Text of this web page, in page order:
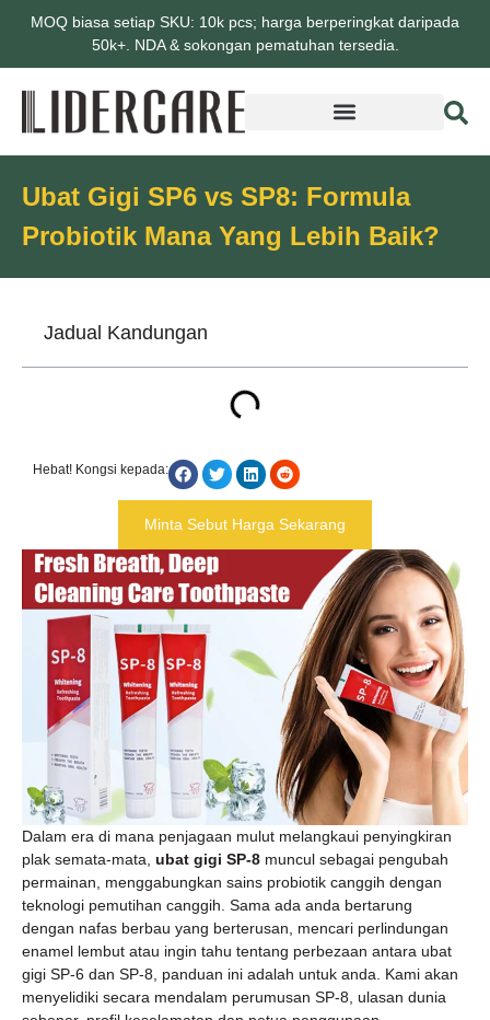
MOQ biasa setiap SKU: 10k pcs; harga berperingkat daripada
50k+. NDA & sokongan pematuhan tersedia.
Ubat Gigi SP6 vs SP8: Formula
Probiotik Mana Yang Lebih Baik?
Dalam era di mana penjagaan mulut melangkaui penyingkiran
plak semata-mata, ubat gigi SP-8 muncul sebagai pengubah
permainan, menggabungkan sains probiotik canggih dengan
teknologi pemutihan canggih. Sama ada anda bertarung
dengan nafas berbau yang berterusan, mencari perlindungan
enamel lembut atau ingin tahu tentang perbezaan antara ubat
gigi SP-6 dan SP-8, panduan ini adalah untuk anda. Kami akan
menyelidiki secara mendalam perumusan SP-8, ulasan dunia
Jadual Kandungan
Hebat! Kongsi kepada:
Minta Sebut Harga Sekarang